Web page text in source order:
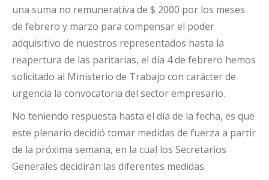
una suma no remunerativa de $ 2000 por los meses
de febrero y marzo para compensar el poder
adquisitivo de nuestros representados hasta la
reapertura de las paritarias, el día 4 de febrero hemos
solicitado al Ministerio de Trabajo con carácter de
urgencia la convocatoria del sector empresario.
No teniendo respuesta hasta el día de la fecha, es que
este plenario decidió tomar medidas de fuerza a partir
de la próxima semana, en la cual los Secretarios
Generales decidirán las diferentes medidas.